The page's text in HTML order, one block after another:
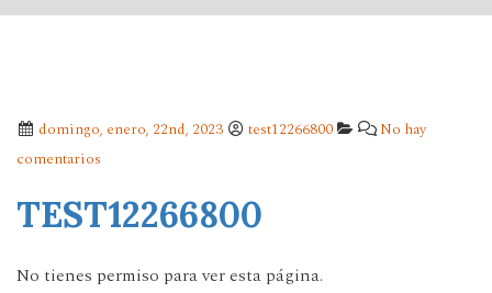
domingo, enero, 22nd, 2023 test12266800
No hay
comentarios
TEST12266800
No tienes permiso para ver esta página.